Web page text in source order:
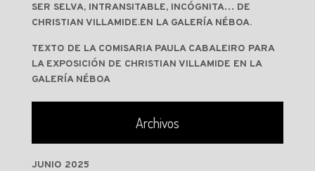
SER SELVA, INTRANSITABLE, INCÓGNITA… DE
CHRISTIAN VILLAMIDE.EN LA GALERÍA NÉBOA.
TEXTO DE LA COMISARIA PAULA CABALEIRO PARA
LA EXPOSICIÓN DE CHRISTIAN VILLAMIDE EN LA
GALERÍA NÉBOA
Archivos
JUNIO 2025